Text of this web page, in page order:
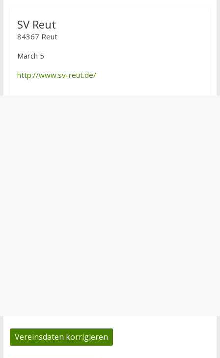
SV Reut
84367 Reut
March 5
http://www.sv-reut.de/
Vereinsdaten korrigieren